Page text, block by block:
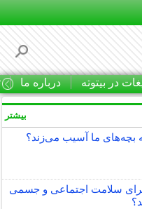
در بیتوته درباره ما
بچه‌های ما آسیب می‌زند؟
سلامت اجتماعی و جسمی
بیشتر